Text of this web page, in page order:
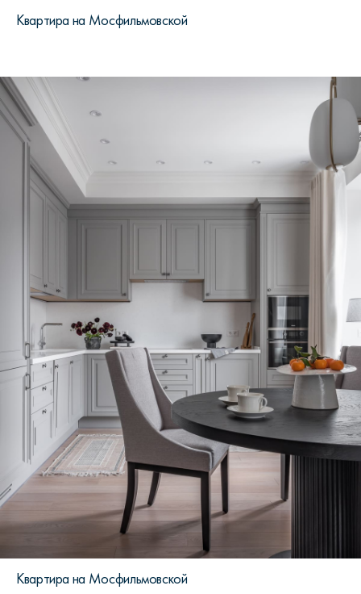
Квартира на Мосфильмовской
Квартира на Мосфильмовской